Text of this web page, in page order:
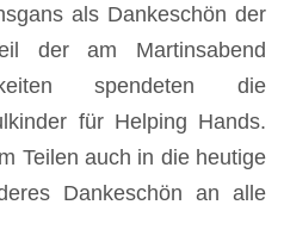
als Dankeschön der
der am Martinsabend
spendeten die
für Helping Hands.
Teilen auch in die heutige
Dankeschön an alle